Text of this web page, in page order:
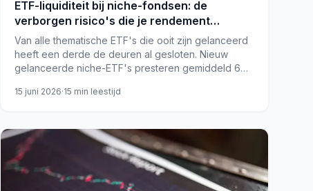
ETF-liquiditeit bij niche-fondsen: de
verborgen risico's die je rendement
opvreten
Van alle thematische ETF's die ooit zijn gelanceerd
heeft een derde de deuren al gesloten. Nieuw
gelanceerde niche-ETF's presteren gemiddeld 6%
eerste vijf jaar, een feit dat in de meeste
15 juni 2026·15 min leestijd
etf